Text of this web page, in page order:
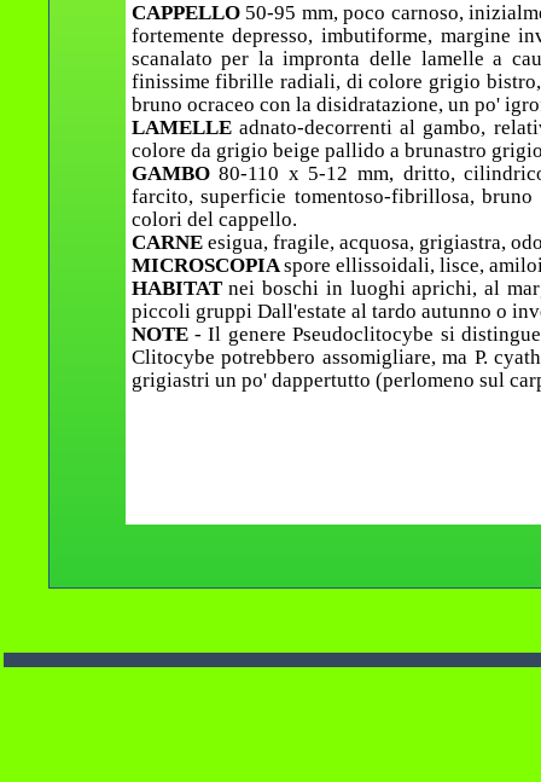
CAPPELLO 50-95 mm, poco carnoso,
fortemente depresso, imbutiforme, margine
scanalato per la impronta delle lamelle a
finissime fibrille radiali, di colore grigio
bruno ocraceo con la disidratazione, un po'
LAMELLE adnato-decorrenti al gambo,
colore da grigio beige pallido a brunastro
GAMBO80-110 x 5-12 mm, dritto,
farcito, superficie tomentoso-fibrillosa,
colori del cappello.
CARNE esigua, fragile, acquosa, grigiastra,
MICROSCOPIAspore ellissoidali, lisce,
HABITATnei boschi in luoghi aprichi, al
piccoli gruppi Dall'estate al tardo autunno o
NOTE - Il genere Pseudoclitocybe si
Clitocybe potrebbero assomigliare, ma P.
grigiastri un po' dappertutto (perlomeno sul